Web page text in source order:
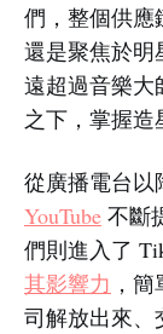
們，整個供應
還是聚焦於明
遠超過音樂大
之下，掌握造
從廣播電台以
YouTube 不斷
們則進入了
其影響力 ，
司解放出來、